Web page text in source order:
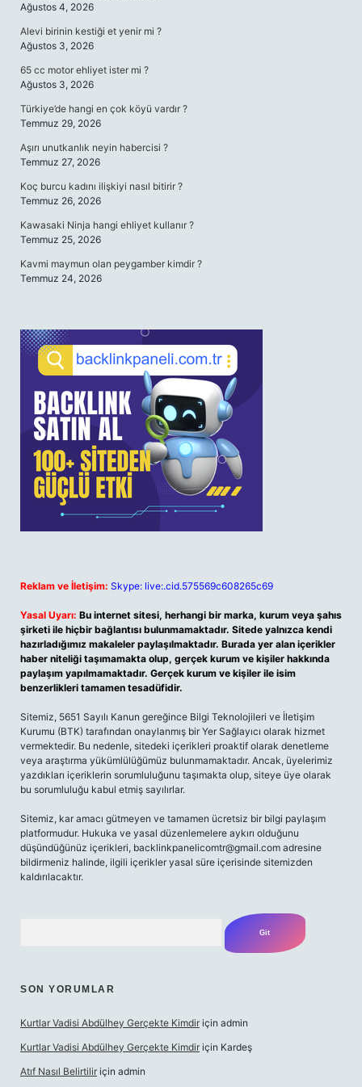
Ağustos 4, 2026
Alevi birinin kestiği et yenir mi ?
Ağustos 3, 2026
65 cc motor ehliyet ister mi ?
Ağustos 3, 2026
Türkiye’de hangi en çok köyü vardır ?
Temmuz 29, 2026
Aşırı unutkanlık neyin habercisi ?
Temmuz 27, 2026
Koç burcu kadını ilişkiyi nasıl bitirir ?
Temmuz 26, 2026
Kawasaki Ninja hangi ehliyet kullanır ?
Temmuz 25, 2026
Kavmi maymun olan peygamber kimdir ?
Temmuz 24, 2026
Reklam ve İletişim: Skype: live:.cid.575569c608265c69
Yasal Uyarı: Bu internet sitesi, herhangi bir marka, kurum veya şahıs
şirketi ile hiçbir bağlantısı bulunmamaktadır. Sitede yalnızca kendi
hazırladığımız makaleler paylaşılmaktadır. Burada yer alan içerikler
haber niteliği taşımamakta olup, gerçek kurum ve kişiler hakkında
paylaşım yapılmamaktadır. Gerçek kurum ve kişiler ile isim
benzerlikleri tamamen tesadüfidir.
Sitemiz, 5651 Sayılı Kanun gereğince Bilgi Teknolojileri ve İletişim
Kurumu (BTK) tarafından onaylanmış bir Yer Sağlayıcı olarak hizmet
vermektedir. Bu nedenle, sitedeki içerikleri proaktif olarak denetleme
veya araştırma yükümlülüğümüz bulunmamaktadır. Ancak, üyelerimiz
yazdıkları içeriklerin sorumluluğunu taşımakta olup, siteye üye olarak
bu sorumluluğu kabul etmiş sayılırlar.
Sitemiz, kar amacı gütmeyen ve tamamen ücretsiz bir bilgi paylaşım
platformudur. Hukuka ve yasal düzenlemelere aykırı olduğunu
düşündüğünüz içerikleri, backlinkpanelicomtr@gmail.com adresine
bildirmeniz halinde, ilgili içerikler yasal süre içerisinde sitemizden
kaldırılacaktır.
SON YORUMLAR
Kurtlar Vadisi Abdülhey Gerçekte Kimdir için admin
Kurtlar Vadisi Abdülhey Gerçekte Kimdir için Kardeş
Atıf Nasıl Belirtilir için admin